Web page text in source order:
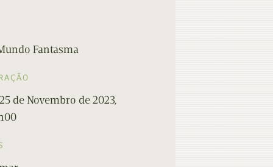
Fantasma
de Novembro de 2023,